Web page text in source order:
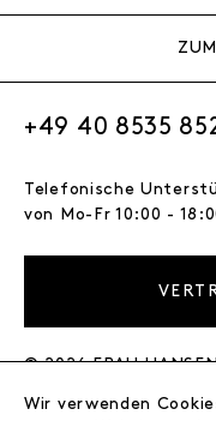
+49 40 8535
Telefonische
von Mo-Fr 10:00 -
© 2026 FRAU
Wir verwenden